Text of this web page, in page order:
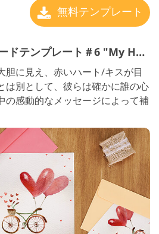
無料テンプレート
バレンタインデーカードテンプレート＃6 "My Heart"
胆に見え、赤いハート/キスが目
は別として、彼らは確かに誰の心
の感動的なメッセージによって補